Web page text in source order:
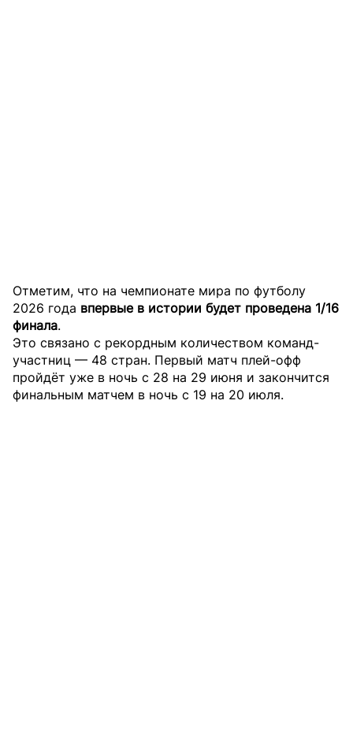
Отметим, что на чемпионате мира по футболу
2026 года впервые в истории будет проведена 1/16
финала.
Это связано с рекордным количеством команд-
участниц — 48 стран. Первый матч плей-офф
пройдёт уже в ночь с 28 на 29 июня и закончится
финальным матчем в ночь с 19 на 20 июля.